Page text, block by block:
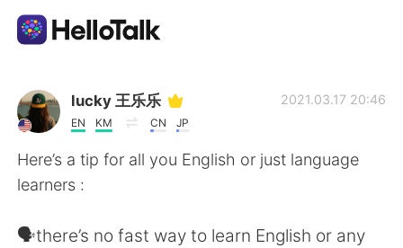
Aplicación de intercambio de idiomas
AI Grammar Checker
Español
lucky 王乐乐
EN KM CN JP
2021.03.17 20:46
Here’s a tip for all you English or just language
learners :
🗣there’s no fast way to learn English or any